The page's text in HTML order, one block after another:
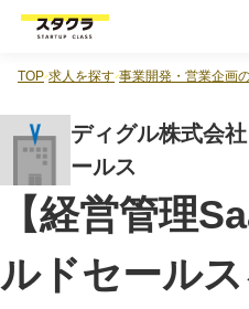
企業を探す
適性診断 無料・5分
スタクラが選ばれる理由
TOP 求人を探す 事業開発・営業企画
ディグル株式会
ールス
【経営管理
ルドセール